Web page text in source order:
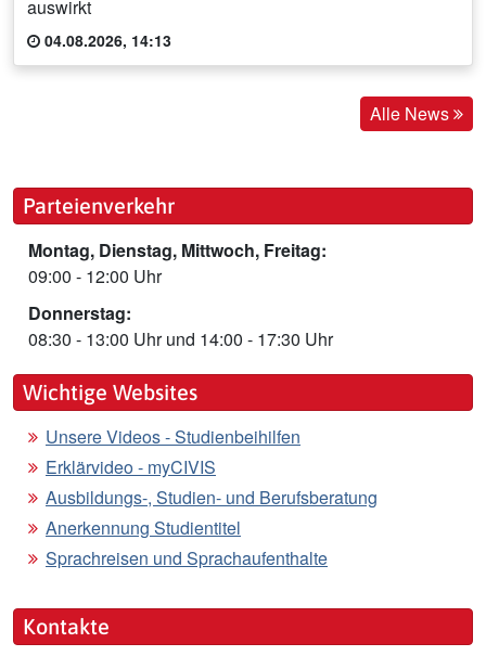
auswirkt
04.08.2026, 14:13
Alle News
Parteienverkehr
Montag, Dienstag, Mittwoch, Freitag:
09:00 - 12:00 Uhr
Donnerstag:
08:30 - 13:00 Uhr und 14:00 - 17:30 Uhr
Wichtige Websites
Unsere Videos - Studienbeihilfen
Erklärvideo - myCIVIS
Ausbildungs-, Studien- und Berufsberatung
Anerkennung Studientitel
Sprachreisen und Sprachaufenthalte
Kontakte